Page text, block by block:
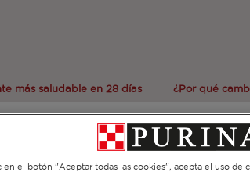
más saludable en 28 días ¿Por qué
en el botón "Aceptar todas las cookies", acepta el uso de